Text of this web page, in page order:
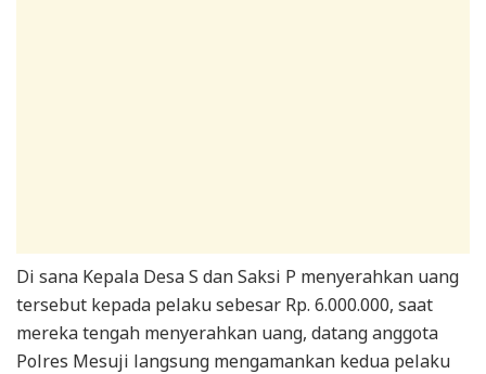
Di sana Kepala Desa S dan Saksi P menyerahkan uang
tersebut kepada pelaku sebesar Rp. 6.000.000, saat
mereka tengah menyerahkan uang, datang anggota
Polres Mesuji langsung mengamankan kedua pelaku